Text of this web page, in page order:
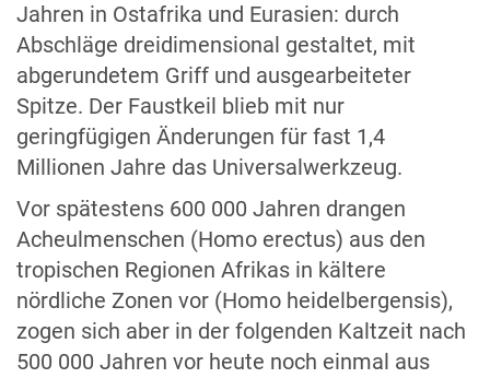
Jahren in Ostafrika und Eurasien: durch
Abschläge dreidimensional gestaltet, mit
abgerundetem Griff und ausgearbeiteter
Spitze. Der Faustkeil blieb mit nur
geringfügigen Änderungen für fast 1,4
Millionen Jahre das Universalwerkzeug.
Vor spätestens 600 000 Jahren drangen
Acheulmenschen (Homo erectus) aus den
tropischen Regionen Afrikas in kältere
nördliche Zonen vor (Homo heidelbergensis),
zogen sich aber in der folgenden Kaltzeit nach
500 000 Jahren vor heute noch einmal aus